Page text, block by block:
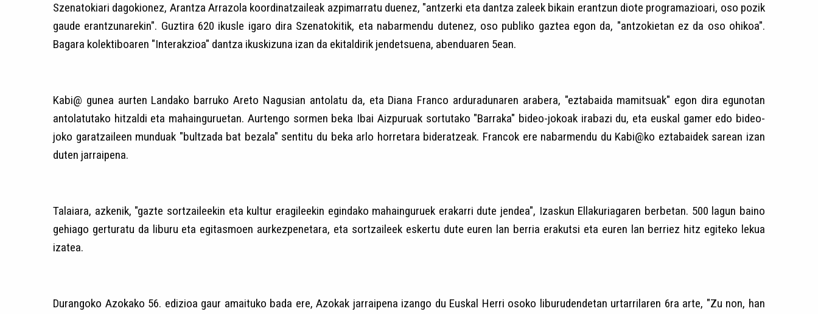
Szenatokiari dagokionez, Arantza Arrazola koordinatzaileak azpimarratu duenez, "antzerki eta dantza zaleek bikain erantzun diote programazioari, oso pozik
gaude erantzunarekin". Guztira 620 ikusle igaro dira Szenatokitik, eta nabarmendu dutenez, oso publiko gaztea egon da, "antzokietan ez da oso ohikoa".
Bagara kolektiboaren "Interakzioa" dantza ikuskizuna izan da ekitaldirik jendetsuena, abenduaren 5ean.
Kabi@ gunea aurten Landako barruko Areto Nagusian antolatu da, eta Diana Franco arduradunaren arabera, "eztabaida mamitsuak" egon dira egunotan
antolatutako hitzaldi eta mahainguruetan. Aurtengo sormen beka Ibai Aizpuruak sortutako "Barraka" bideo-jokoak irabazi du, eta euskal gamer edo bideo-
joko garatzaileen munduak "bultzada bat bezala" sentitu du beka arlo horretara bideratzeak. Francok ere nabarmendu du Kabi@ko eztabaidek sarean izan
duten jarraipena.
Talaiara, azkenik, "gazte sortzaileekin eta kultur eragileekin egindako mahainguruek erakarri dute jendea", Izaskun Ellakuriagaren berbetan. 500 lagun baino
gehiago gerturatu da liburu eta egitasmoen aurkezpenetara, eta sortzaileek eskertu dute euren lan berria erakutsi eta euren lan berriez hitz egiteko lekua
izatea.
Durangoko Azokako 56. edizioa gaur amaituko bada ere, Azokak jarraipena izango du Euskal Herri osoko liburudendetan urtarrilaren 6ra arte, "Zu non, han